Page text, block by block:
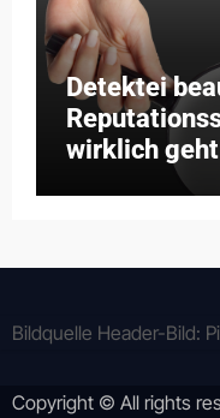
Detektei
wirklich geht
Bildquelle Header-Bild:
Copyright © All rights